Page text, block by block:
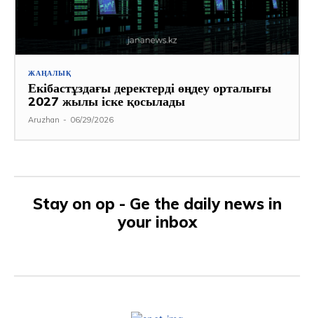
ЖАҢАЛЫҚ
Екібастұздағы деректерді өңдеу орталығы
2027 жылы іске қосылады
Aruzhan - 06/29/2026
Stay on op - Ge the daily news in
your inbox